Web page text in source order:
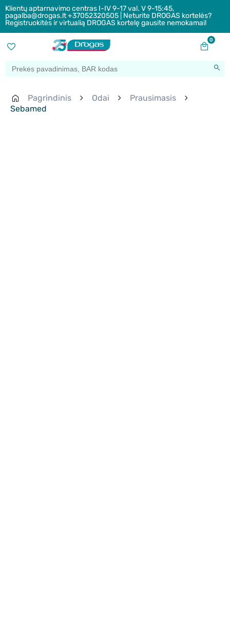
Klientų aptarnavimo centras I-IV 9-17 val. V 9-15:45,
pagalba@drogas.lt +37052320505 | Neturite DROGAS kortelės?
Registruokitės ir virtualią DROGAS kortelę gausite nemokamai!
0
Pagrindinis Odai
Prausimasis
Sebamed